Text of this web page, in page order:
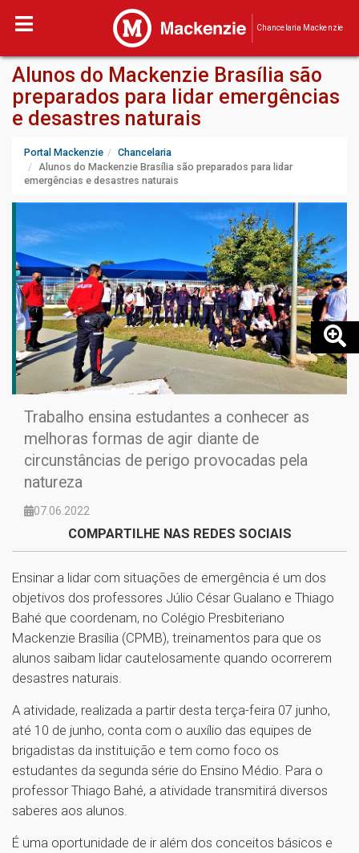
Chancelaria Mackenzie
Alunos do Mackenzie Brasília são
preparados para lidar emergências
e desastres naturais
Portal Mackenzie
Chancelaria
Alunos do Mackenzie Brasília são preparados para lidar
emergências e desastres naturais
Trabalho ensina estudantes a conhecer as
melhoras formas de agir diante de
circunstâncias de perigo provocadas pela
natureza
07.06.2022
COMPARTILHE NAS REDES SOCIAIS
Ensinar a lidar com situações de emergência é um dos
objetivos dos professores Júlio César Gualano e Thiago
Bahé que coordenam, no Colégio Presbiteriano
Mackenzie Brasília (CPMB), treinamentos para que os
alunos saibam lidar cautelosamente quando ocorrerem
desastres naturais.
A atividade, realizada a partir desta terça-feira 07 junho,
até 10 de junho, conta com o auxílio das equipes de
brigadistas da instituição e tem como foco os
estudantes da segunda série do Ensino Médio. Para o
professor Thiago Bahé, a atividade transmitirá diversos
saberes aos alunos.
É uma oportunidade de ir além dos conceitos básicos e